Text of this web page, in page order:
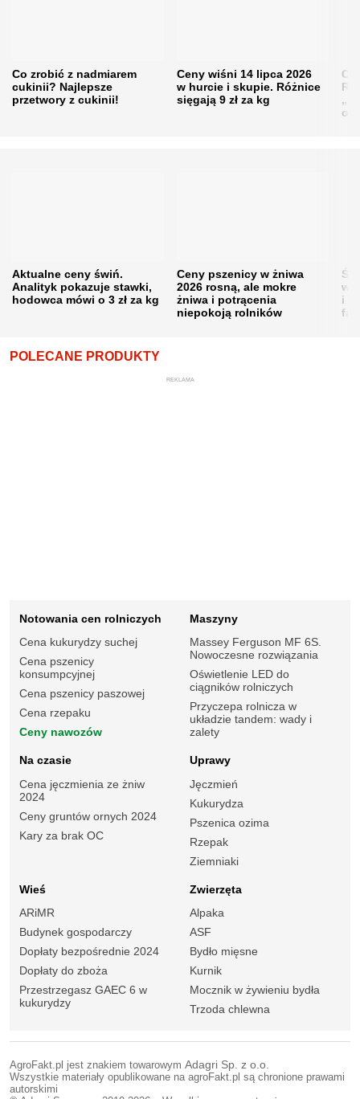
Co zrobić z nadmiarem
cukinii? Najlepsze
przetwory z cukinii!
Ceny wiśni 14 lipca 2026
w hurcie i skupie. Różnice
sięgają 9 zł za kg
Aktualne ceny świń.
Analityk pokazuje stawki,
hodowca mówi o 3 zł za kg
Ceny pszenicy w żniwa
2026 rosną, ale mokre
żniwa i potrącenia
niepokoją rolników
i
POLECANE PRODUKTY
REKLAMA
Notowania cen rolniczych
Cena kukurydzy suchej
Cena pszenicy
konsumpcyjnej
Cena pszenicy paszowej
Cena rzepaku
Ceny nawozów
Maszyny
Massey Ferguson MF 6S.
Nowoczesne rozwiązania
Oświetlenie LED do
ciągników rolniczych
Przyczepa rolnicza w
układzie tandem: wady i
zalety
Na czasie
Cena jęczmienia ze żniw
2024
Ceny gruntów ornych 2024
Kary za brak OC
Uprawy
Jęczmień
Kukurydza
Pszenica ozima
Rzepak
Ziemniaki
Wieś
ARiMR
Budynek gospodarczy
Dopłaty bezpośrednie 2024
Dopłaty do zboża
Przestrzegasz GAEC 6 w
kukurydzy
Zwierzęta
Alpaka
ASF
Bydło mięsne
Kurnik
Mocznik w żywieniu bydła
Trzoda chlewna
AgroFakt.pl jest znakiem towarowym Adagri Sp. z o.o.
Wszystkie materiały opublikowane na agroFakt.pl są chronione prawami
autorskimi